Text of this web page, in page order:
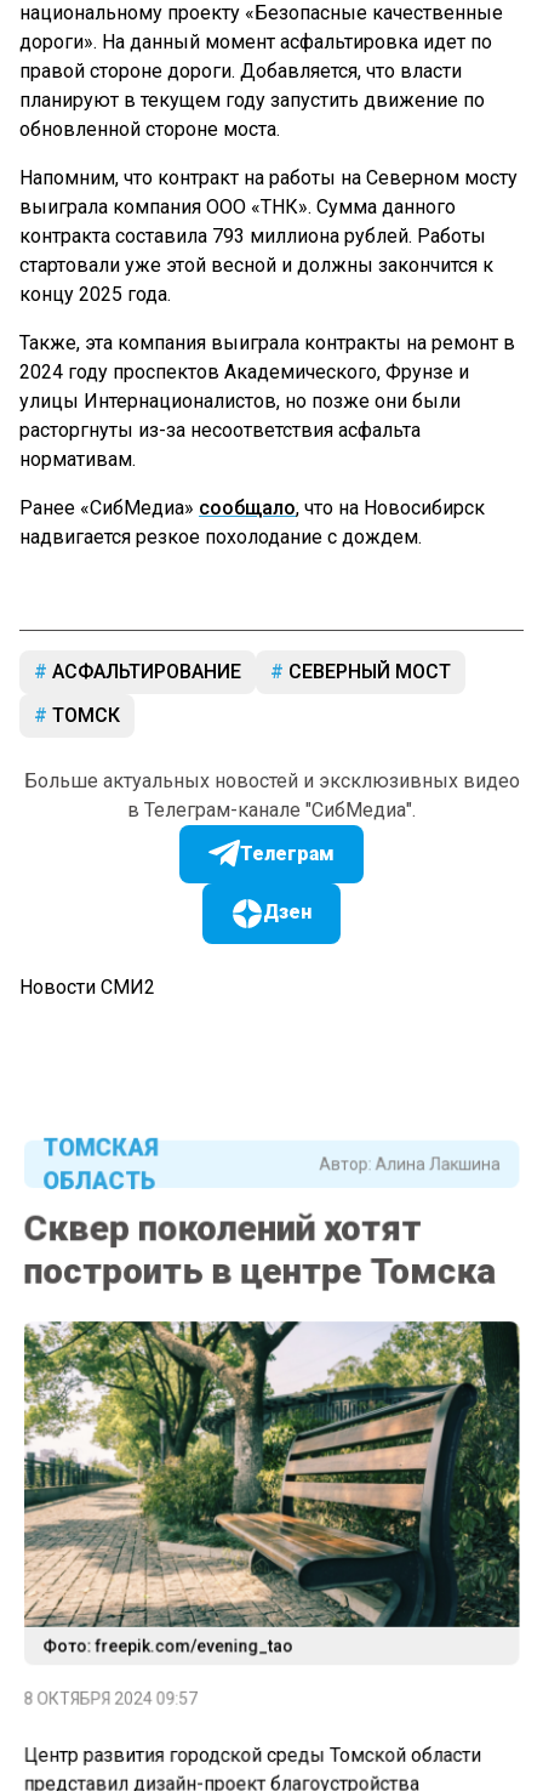
национальному проекту «Безопасные качественные
дороги». На данный момент асфальтировка идет по
правой стороне дороги. Добавляется, что власти
планируют в текущем году запустить движение по
обновленной стороне моста.
Напомним, что контракт на работы на Северном мосту
выиграла компания ООО «ТНК». Сумма данного
контракта составила 793 миллиона рублей. Работы
стартовали уже этой весной и должны закончится к
концу 2025 года.
Также, эта компания выиграла контракты на ремонт в
2024 году проспектов Академического, Фрунзе и
улицы Интернационалистов, но позже они были
расторгнуты из-за несоответствия асфальта
нормативам.
Ранее «СибМедиа» сообщало, что на Новосибирск
надвигается резкое похолодание с дождем.
АСФАЛЬТИРОВАНИЕ
СЕВЕРНЫЙ МОСТ
ТОМСК
Больше актуальных новостей и эксклюзивных видео
в Телеграм-канале "СибМедиа".
Телеграм
Дзен
Новости СМИ2
Автор:Алина Лакшина
ОБЛАСТЬ
Сквер поколений хотят
построить в центре Томска
Фото: freepik.com/evening_tao
8 ОКТЯБРЯ 2024 09:57
Центр развития городской среды Томской области
представил дизайн-проект благоустройства